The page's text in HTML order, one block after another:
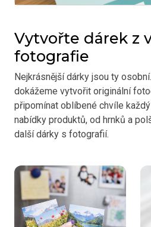
Vytvořte dárek z
fotografie
Nejkrásnější dárky jsou ty
dokážeme vytvořit originální
připomínat oblíbené chvíle
nabídky produktů, od hrnků a
další dárky s fotografií.